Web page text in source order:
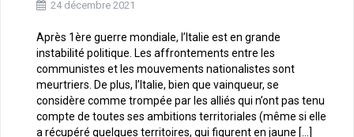
24 décembre 2021
Après 1ère guerre mondiale, l’Italie est en grande
instabilité politique. Les affrontements entre les
communistes et les mouvements nationalistes sont
meurtriers. De plus, l’Italie, bien que vainqueur, se
considère comme trompée par les alliés qui n’ont pas tenu
compte de toutes ses ambitions territoriales (même si elle
a récupéré quelques territoires, qui figurent en jaune […]